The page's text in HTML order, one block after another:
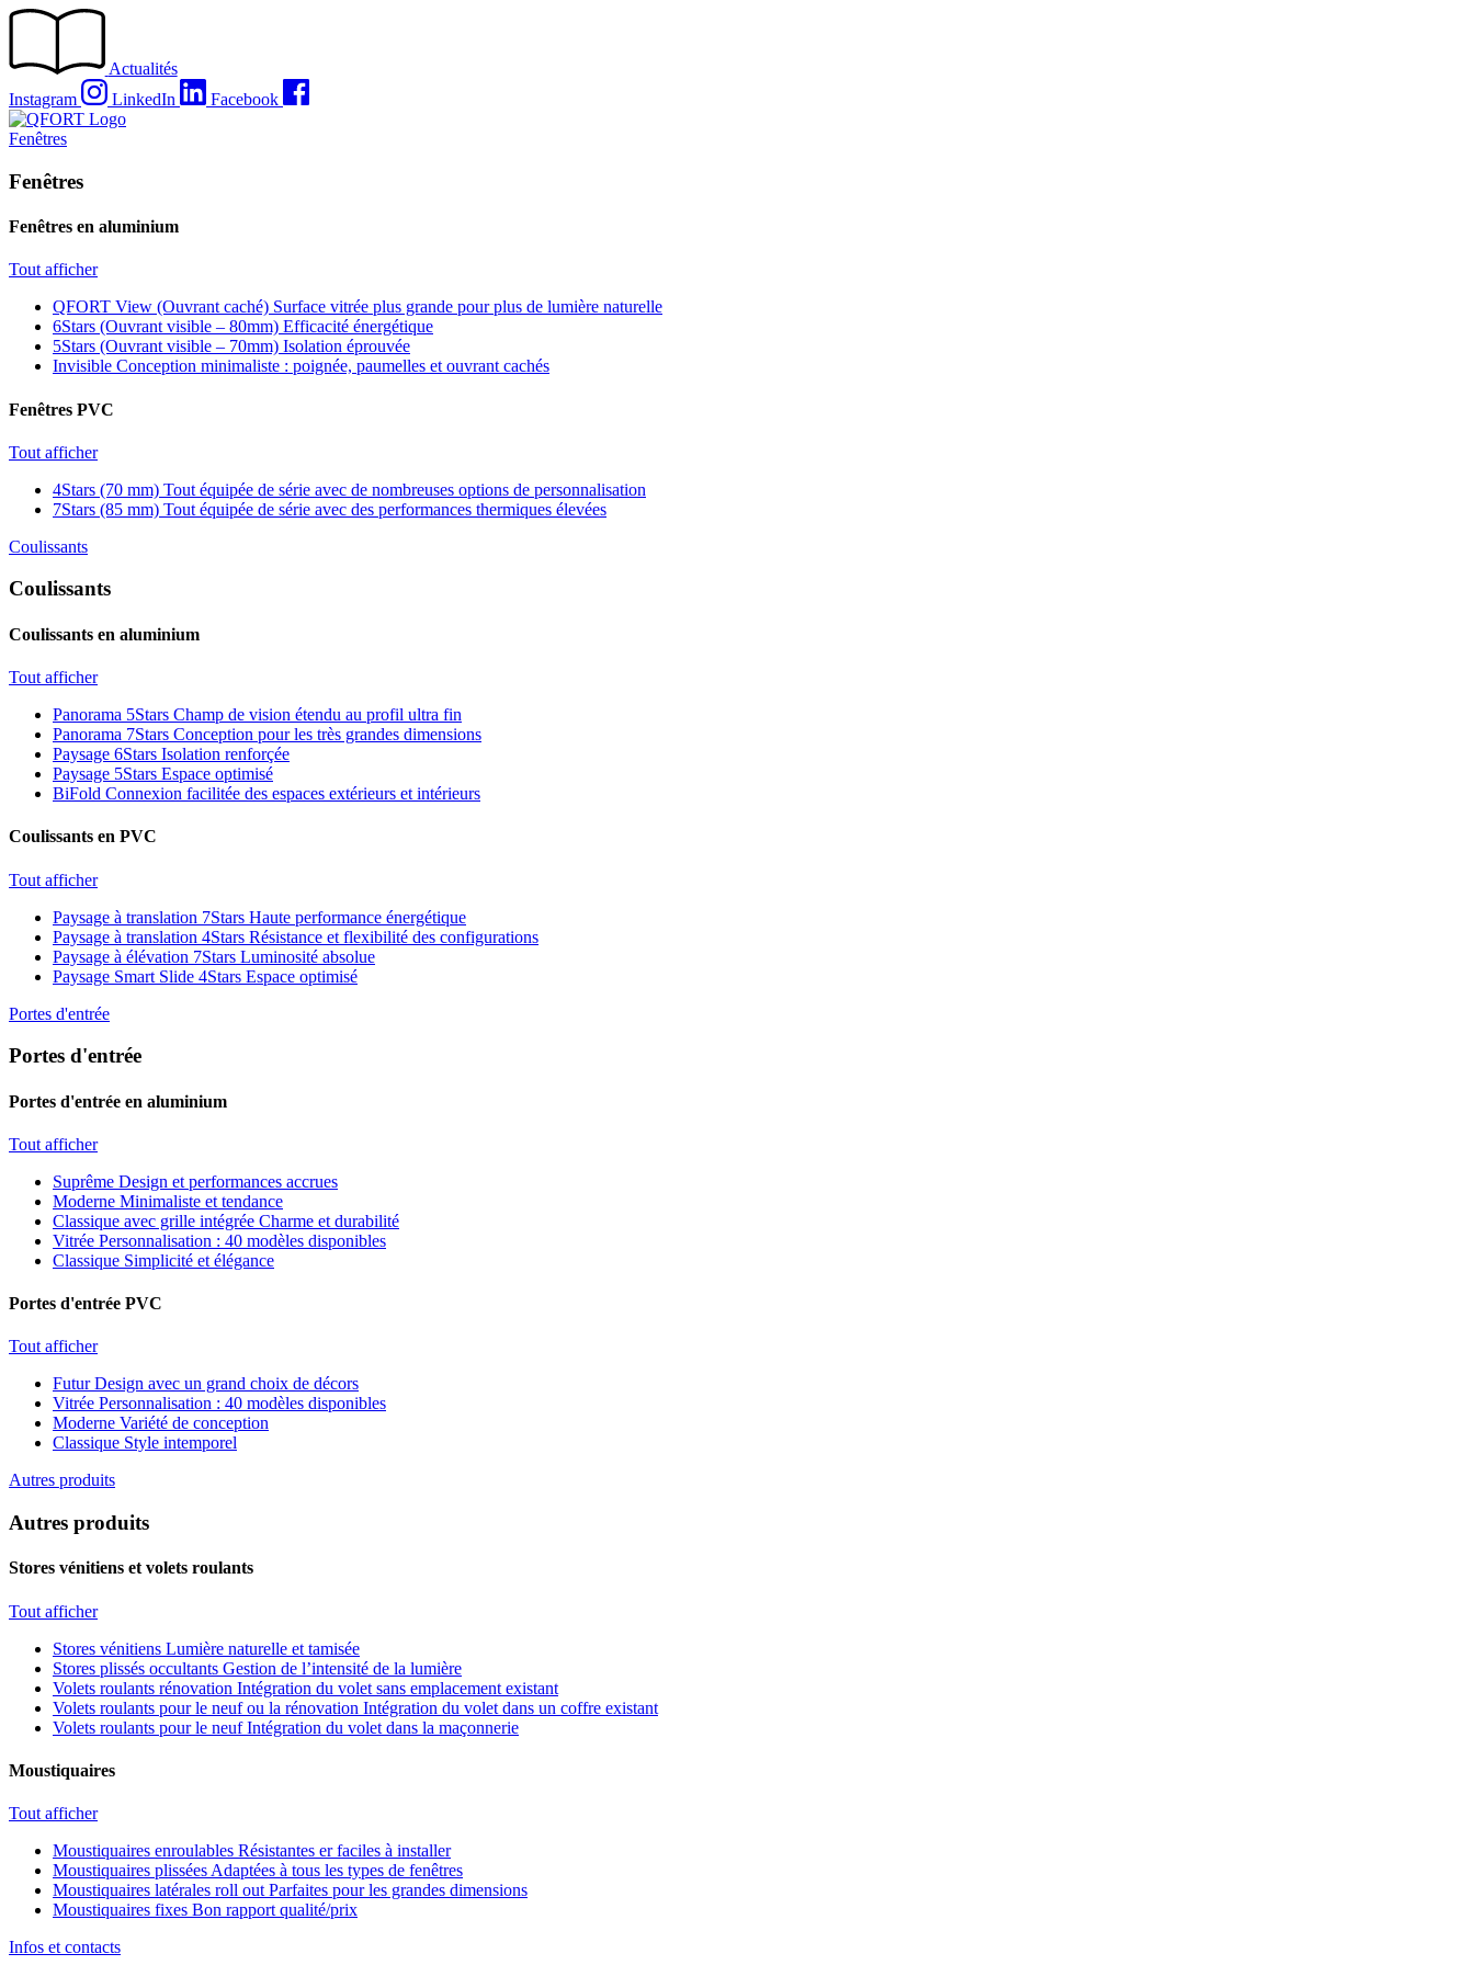
Passer
Actualités
Instagram
LinkedIn Facebook
Fenêtres
Fenêtres
Fenêtres en aluminium
Tout afficher
QFORT View (Ouvrant caché) Surface vitrée plus grande pour plus de lumière naturelle
6Stars (Ouvrant visible – 80mm) Efficacité énergétique
5Stars (Ouvrant visible – 70mm) Isolation éprouvée
Invisible Conception minimaliste : poignée, paumelles et ouvrant cachés
Fenêtres PVC
Tout afficher
4Stars (70 mm) Tout équipée de série avec de nombreuses options de personnalisation
7Stars (85 mm) Tout équipée de série avec des performances thermiques élevées
Coulissants
Coulissants
Coulissants en aluminium
Tout afficher
Panorama 5Stars Champ de vision étendu au profil ultra fin
Panorama 7Stars Conception pour les très grandes dimensions
Paysage 6Stars Isolation renforçée
Paysage 5Stars Espace optimisé
BiFold Connexion facilitée des espaces extérieurs et intérieurs
Coulissants en PVC
Tout afficher
Paysage à translation 7Stars Haute performance énergétique
Paysage à translation 4Stars Résistance et flexibilité des configurations
Paysage à élévation 7Stars Luminosité absolue
Paysage Smart Slide 4Stars Espace optimisé
Portes d'entrée
Portes d'entrée
Portes d'entrée en aluminium
Tout afficher
Suprême Design et performances accrues
Moderne Minimaliste et tendance
Classique avec grille intégrée Charme et durabilité
Vitrée Personnalisation : 40 modèles disponibles
Classique Simplicité et élégance
Portes d'entrée PVC
Tout afficher
Futur Design avec un grand choix de décors
Vitrée Personnalisation : 40 modèles disponibles
Moderne Variété de conception
Classique Style intemporel
Autres produits
Autres produits
Stores vénitiens et volets roulants
Tout afficher
Stores vénitiens Lumière naturelle et tamisée
Stores plissés occultants Gestion de l’intensité de la lumière
Volets roulants rénovation Intégration du volet sans emplacement existant
Volets roulants pour le neuf ou la rénovation Intégration du volet dans un coffre existant
Volets roulants pour le neuf Intégration du volet dans la maçonnerie
Moustiquaires
Tout afficher
Moustiquaires enroulables Résistantes er faciles à installer
Moustiquaires plissées Adaptées à tous les types de fenêtres
Moustiquaires latérales roll out Parfaites pour les grandes dimensions
Moustiquaires fixes Bon rapport qualité/prix
Infos et contacts